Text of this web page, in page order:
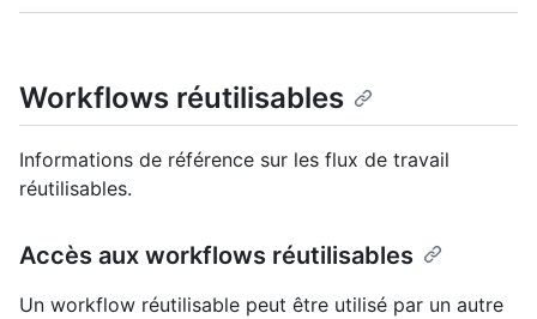
Workflows réutilisables
Informations de référence sur les flux de travail
réutilisables.
Accès aux workflows réutilisables
Un workflow réutilisable peut être utilisé par un autre